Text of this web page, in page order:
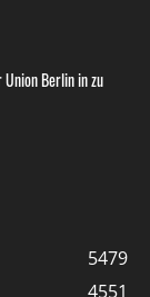
Berlin in zu
5479
4551